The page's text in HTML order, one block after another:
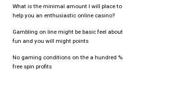
What is the minimal amount I will place to
help you an enthusiastic online casino?
Gambling on line might be basic feel about
fun and you will might points
No gaming conditions on the a hundred %
free spin profits